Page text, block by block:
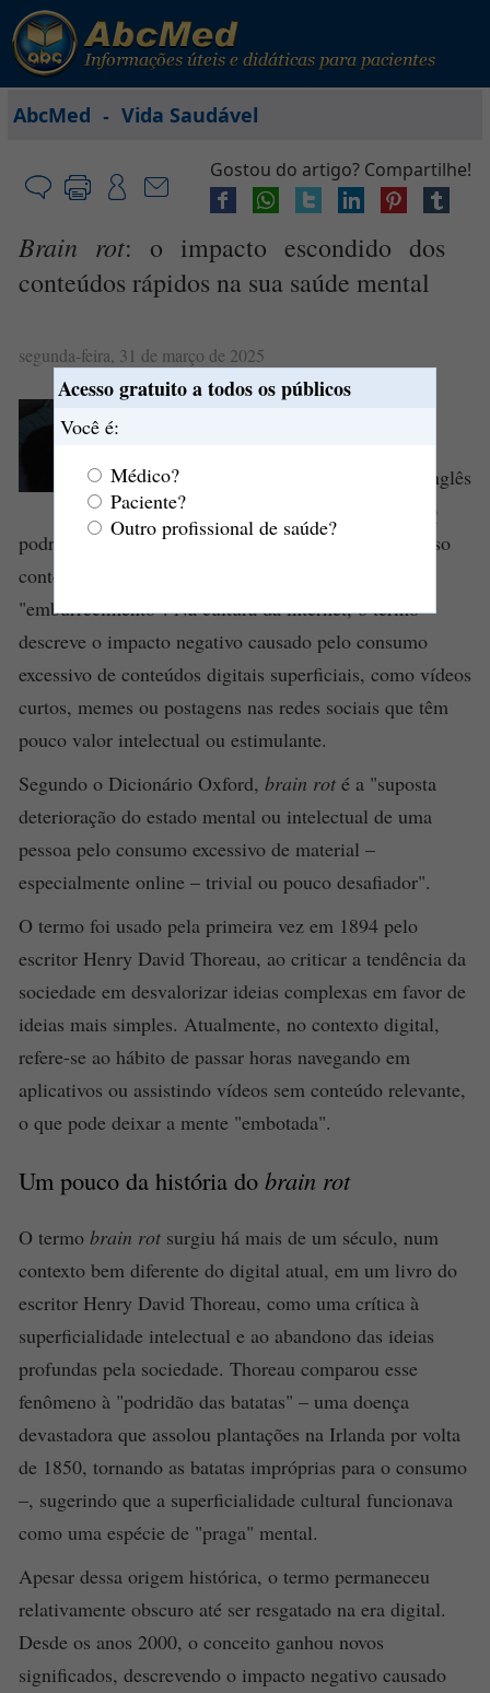
Acesso gratuito a todos os públicos
Você é:
Médico?
Paciente?
Outro profissional de saúde?
AbcMed - Vida Saudável
Gostou do artigo? Compartilhe!
Brain rot: o impacto escondido dos
conteúdos rápidos na sua saúde mental
segunda-feira, 31 de março de 2025
"Brain rot
" é uma expressão em inglês
que significa literalmente "
cérebro
podre", embora uma tradução mais adequada ao nosso
contexto brasileiro seja algo próximo de
"emburrecimento". Na cultura da internet, o termo
descreve o impacto negativo causado pelo consumo
excessivo de conteúdos digitais superficiais, como vídeos
curtos, memes ou postagens nas redes sociais que têm
pouco valor intelectual ou estimulante.
Segundo o Dicionário Oxford, brain rot é a "suposta
deterioração do estado mental ou intelectual de uma
pessoa pelo consumo excessivo de material –
especialmente online – trivial ou pouco desafiador".
O termo foi usado pela primeira vez em 1894 pelo
escritor Henry David Thoreau, ao criticar a tendência da
sociedade em desvalorizar ideias complexas em favor de
ideias mais simples. Atualmente, no contexto digital,
refere-se ao hábito de passar horas navegando em
aplicativos ou assistindo vídeos sem conteúdo relevante,
o que pode deixar a mente "embotada".
Um pouco da história do brain rot
O termo brain rot surgiu há mais de um século, num
contexto bem diferente do digital atual, em um livro do
escritor Henry David Thoreau, como uma crítica à
superficialidade intelectual e ao abandono das ideias
profundas pela sociedade. Thoreau comparou esse
fenômeno à "podridão das batatas" – uma doença
devastadora que assolou plantações na Irlanda por volta
de 1850, tornando as batatas impróprias para o consumo
–, sugerindo que a superficialidade cultural funcionava
como uma espécie de "praga" mental.
Apesar dessa origem histórica, o termo permaneceu
relativamente obscuro até ser resgatado na era digital.
Desde os anos 2000, o conceito ganhou novos
significados, descrevendo o impacto negativo causado